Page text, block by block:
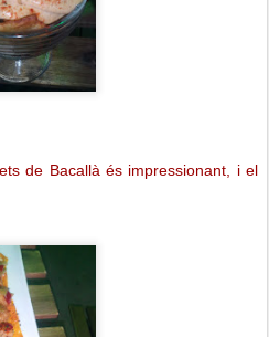
de Bacallà és impressionant, i el